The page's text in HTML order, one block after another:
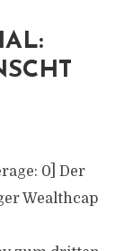
0] Der
Wealthcap